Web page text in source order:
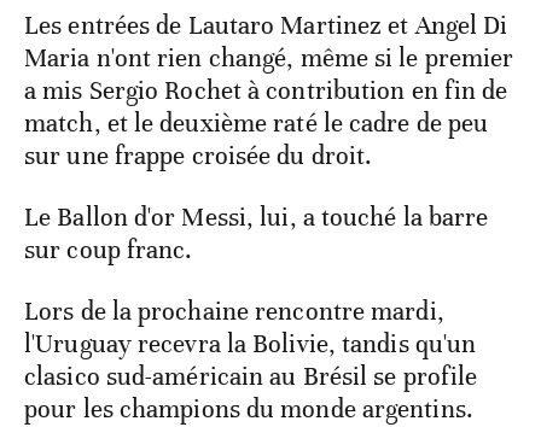
Les entrées de Lautaro Martinez et Angel Di
Maria n'ont rien changé, même si le premier
a mis Sergio Rochet à contribution en fin de
match, et le deuxième raté le cadre de peu
sur une frappe croisée du droit.
Le Ballon d'or Messi, lui, a touché la barre
sur coup franc.
Lors de la prochaine rencontre mardi,
l'Uruguay recevra la Bolivie, tandis qu'un
clasico sud-américain au Brésil se profile
pour les champions du monde argentins.